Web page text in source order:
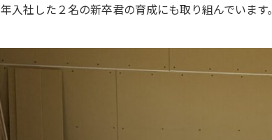
入社した２名の新卒君の育成にも取り組んでいます。